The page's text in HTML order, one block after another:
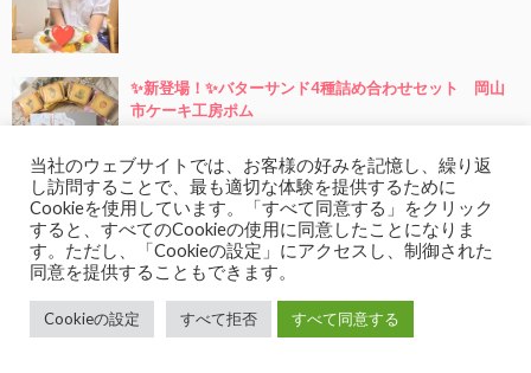
✨新登場！✨バターサンド4種詰め合わせセット 岡山
市ケーキ工房ポム
7才のお誕生日✨ 岡山市ケーキ工房ポム
2026.07.02
当社のウェブサイトでは、お客様の好みを記憶し、繰り返
し訪問することで、最も適切な体験を提供するために
Cookieを使用しています。「すべて同意する」をクリック
すると、すべてのCookieの使用に同意したことになりま
す。ただし、「Cookieの設定」にアクセスし、制御された
同意を提供することもできます。
Cookieの設定 すべて拒否 すべて同意する